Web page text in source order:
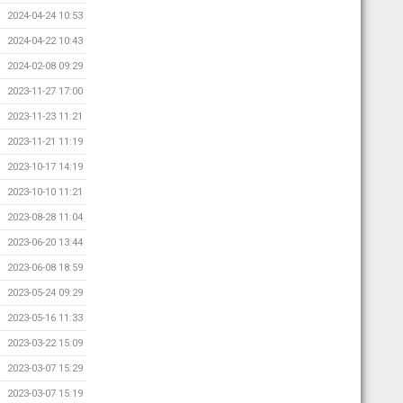
2024-04-24 10:53
2024-04-22 10:43
2024-02-08 09:29
2023-11-27 17:00
2023-11-23 11:21
2023-11-21 11:19
2023-10-17 14:19
2023-10-10 11:21
2023-08-28 11:04
2023-06-20 13:44
2023-06-08 18:59
2023-05-24 09:29
2023-05-16 11:33
2023-03-22 15:09
2023-03-07 15:29
2023-03-07 15:19